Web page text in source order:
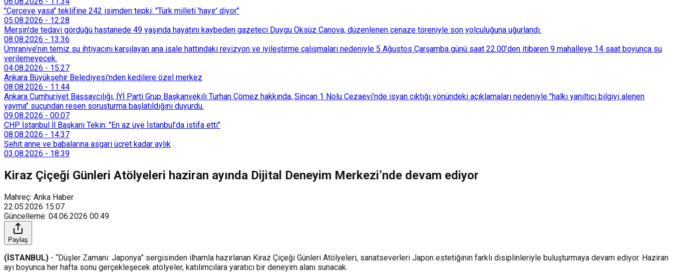
"Çerçeve yasa" teklifine 242 isimden tepki: "Türk milleti 'hayır' diyor"
05.08.2026 - 12:28
Mersin'de tedavi gördüğü hastanede 49 yaşında hayatını kaybeden gazeteci Duygu Öksüz Canova, düzenlenen cenaze töreniyle son yolculuğuna uğurlandı.
08.08.2026 - 13:36
Ümraniye’nin temiz su ihtiyacını karşılayan ana isale hattındaki revizyon ve iyileştirme çalışmaları nedeniyle 5 Ağustos Çarşamba günü saat 22.00’den itibaren 9 mahalleye 14 saat boyunca su
verilemeyecek.
04.08.2026 - 15:27
Ankara Büyükşehir Belediyesi'nden kedilere özel merkez
08.08.2026 - 11:44
Ankara Cumhuriyet Başsavcılığı, İYİ Parti Grup Başkanvekili Turhan Çömez hakkında, Sincan 1 Nolu Cezaevi'nde isyan çıktığı yönündeki açıklamaları nedeniyle "halkı yanıltıcı bilgiyi alenen
yayma" suçundan resen soruşturma başlatıldığını duyurdu.
09.08.2026 - 00:07
CHP İstanbul İl Başkanı Tekin: "En az üye İstanbul’da istifa etti"
08.08.2026 - 14:37
Şehit anne ve babalarına asgari ücret kadar aylık
03.08.2026 - 18:39
Kiraz Çiçeği Günleri Atölyeleri haziran ayında Dijital Deneyim Merkezi’nde devam ediyor
Mahreç: Anka Haber
22.05.2026 15:07
Güncelleme: 04.06.2026 00:49
Paylaş
(İSTANBUL) - “Düşler Zamanı: Japonya” sergisinden ilhamla hazırlanan Kiraz Çiçeği Günleri Atölyeleri, sanatseverleri Japon estetiğinin farklı disiplinleriyle buluşturmaya devam ediyor. Haziran
ayı boyunca her hafta sonu gerçekleşecek atölyeler, katılımcılara yaratıcı bir deneyim alanı sunacak.